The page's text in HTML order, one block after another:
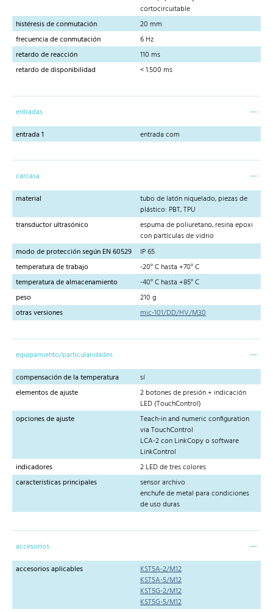
cortocircuitable
histéresis de conmutación
20 mm
frecuencia de conmutación
6 Hz
retardo de reacción
110 ms
retardo de disponibilidad
< 1.500 ms
entradas
entrada 1
entrada com
carcasa
material
tubo de latón niquelado, piezas de
plástico: PBT, TPU
transductor ultrasónico
espuma de poliuretano, resina epoxi
con partículas de vidrio
modo de protección según EN 60529
IP 65
temperatura de trabajo
-20° C hasta +70° C
temperatura de almacenamiento
-40° C hasta +85° C
peso
210 g
otras versiones
mic-101/DD/HV/M30
equipamiento/particularidades
compensación de la temperatura
sí
elementos de ajuste
2 botones de presión + indicación
LED (TouchControl)
opciones de ajuste
Teach-in and numeric configuration
via TouchControl
LCA-2 con LinkCopy o software
LinkControl
indicadores
2 LED de tres colores
caracteristicas principales
sensor archivo
enchufe de metal para condiciones
de uso duras
accesorios
accesorios aplicables
KST5A-2/M12
KST5A-5/M12
KST5G-2/M12
KST5G-5/M12